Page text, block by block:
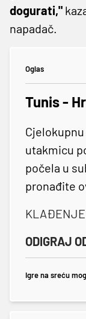
dogurati,"
napadač.
Oglas
Tunis -
utakmicu
počela u
pronađite
KLAĐENJE
ODIGRAJ
Igre na sreću